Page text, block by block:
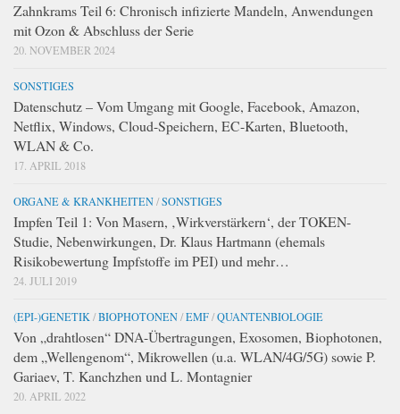
Zahnkrams Teil 6: Chronisch infizierte Mandeln, Anwendungen
mit Ozon & Abschluss der Serie
20. NOVEMBER 2024
SONSTIGES
Datenschutz – Vom Umgang mit Google, Facebook, Amazon,
Netflix, Windows, Cloud-Speichern, EC-Karten, Bluetooth,
WLAN & Co.
17. APRIL 2018
ORGANE & KRANKHEITEN/SONSTIGES
Impfen Teil 1: Von Masern, ‚Wirkverstärkern‘, der TOKEN-
Studie, Nebenwirkungen, Dr. Klaus Hartmann (ehemals
Risikobewertung Impfstoffe im PEI) und mehr…
24. JULI 2019
(EPI-)GENETIK /BIOPHOTONEN/EMF/QUANTENBIOLOGIE
Von „drahtlosen“ DNA-Übertragungen, Exosomen, Biophotonen,
dem „Wellengenom“, Mikrowellen (u.a. WLAN/4G/5G) sowie P.
Gariaev, T. Kanchzhen und L. Montagnier
20. APRIL 2022